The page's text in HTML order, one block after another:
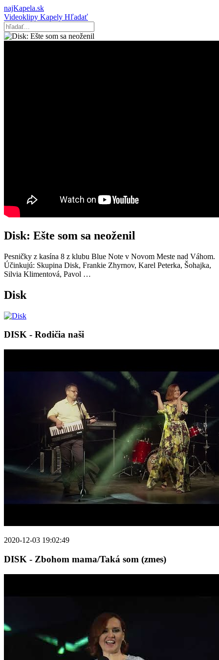
najKapela.sk
Videoklipy Kapely Hľadať
Disk: Ešte som sa neoženil
Pesničky z kasína 8 z klubu Blue Note v Novom Meste nad Váhom.
Účinkujú: Skupina Disk, Frankie Zhyrnov, Karel Peterka, Šohajka,
Silvia Klimentová, Pavol …
Disk
DISK - Rodičia naši
2020-12-03 19:02:49
DISK - Zbohom mama/Taká som (zmes)